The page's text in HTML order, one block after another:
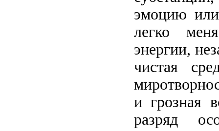
эмоцию
легко
энергии,
чистая
и грозная
разряд